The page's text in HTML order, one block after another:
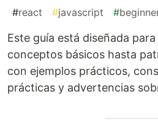
#react #javascript #
Este guía está diseñada
conceptos básicos hasta
con ejemplos prácticos,
prácticas y advertencias